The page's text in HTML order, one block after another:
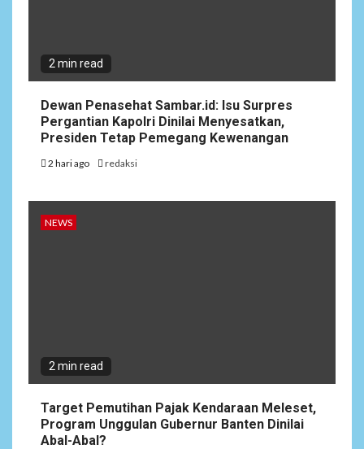
2 min read
Dewan Penasehat Sambar.id: Isu Surpres
Pergantian Kapolri Dinilai Menyesatkan,
Presiden Tetap Pemegang Kewenangan
2 hari ago redaksi
NEWS
2 min read
Target Pemutihan Pajak Kendaraan Meleset,
Program Unggulan Gubernur Banten Dinilai
Abal-Abal?